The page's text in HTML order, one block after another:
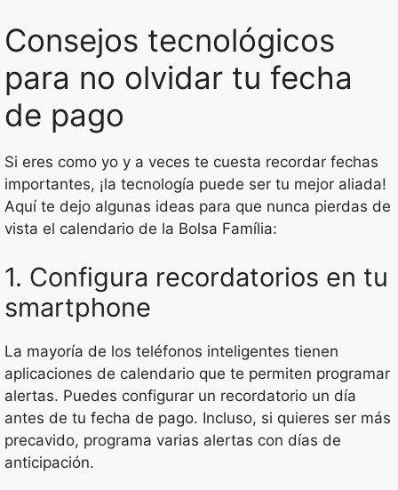
Consejos tecnológicos
para no olvidar tu fecha
de pago
Si eres como yo y a veces te cuesta recordar fechas
importantes, ¡la tecnología puede ser tu mejor aliada!
Aquí te dejo algunas ideas para que nunca pierdas de
vista el calendario de la Bolsa Família:
1. Configura recordatorios en tu
smartphone
La mayoría de los teléfonos inteligentes tienen
aplicaciones de calendario que te permiten programar
alertas. Puedes configurar un recordatorio un día
antes de tu fecha de pago. Incluso, si quieres ser más
precavido, programa varias alertas con días de
anticipación.